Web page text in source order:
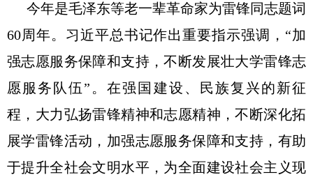
今年是毛泽东等老一辈革命家为雷锋同志题词
60周年。习近平总书记作出重要指示强调，“加
强志愿服务保障和支持，不断发展壮大学雷锋志
愿服务队伍”。在强国建设、民族复兴的新征
程，大力弘扬雷锋精神和志愿精神，不断深化拓
展学雷锋活动，加强志愿服务保障和支持，有助
于提升全社会文明水平，为全面建设社会主义现